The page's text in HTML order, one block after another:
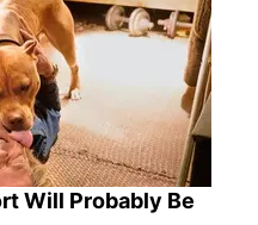
Will Probably Be